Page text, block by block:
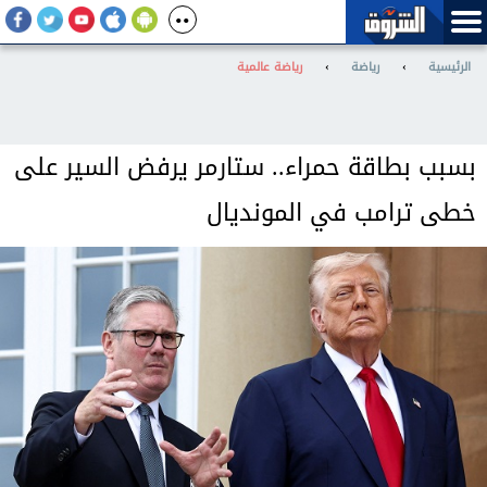
الرئيسية › رياضة › رياضة عالمية
بسبب بطاقة حمراء.. ستارمر يرفض السير على
خطى ترامب في المونديال